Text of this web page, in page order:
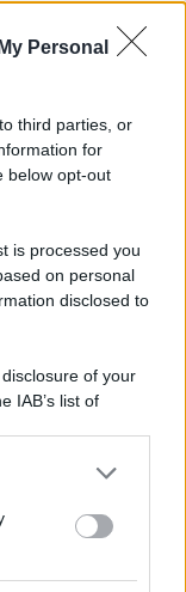
Personal
third parties, or
for
below opt-out
is processed you
on personal
disclosed to
of your
IAB’s list of
to third parties
- Testata
N. 8/2020 - RG N.
ALL’ANSO
ONLINE)